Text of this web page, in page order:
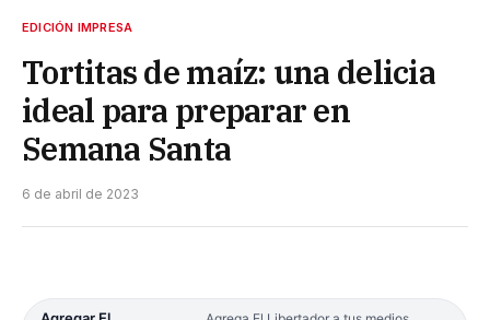
EDICIÓN IMPRESA
Tortitas de maíz: una delicia
ideal para preparar en
Semana Santa
6 de abril de 2023